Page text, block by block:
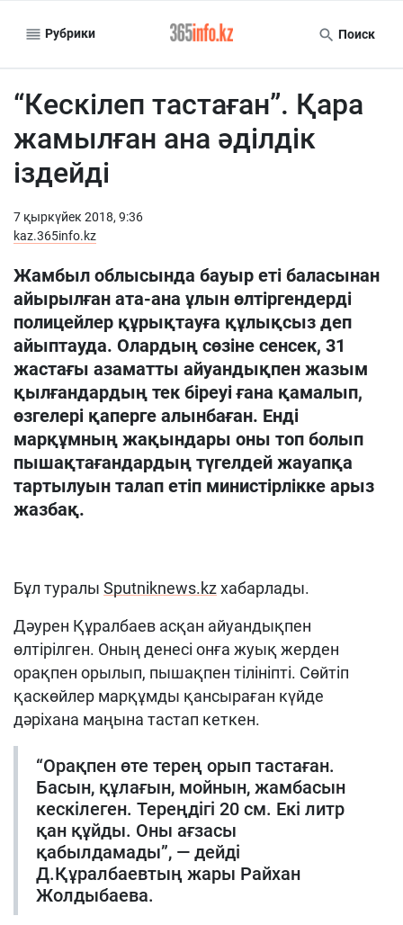
Рубрики Поиск
“Кескілеп тастаған”. Қара
жамылған ана әділдік
іздейді
7 қыркүйек 2018, 9:36
kaz.365info.kz
Жамбыл облысында бауыр еті баласынан
айырылған ата-ана ұлын өлтіргендерді
полицейлер құрықтауға құлықсыз деп
айыптауда. Олардың сөзіне сенсек, 31
жастағы азаматты айуандықпен жазым
қылғандардың тек біреуі ғана қамалып,
өзгелері қаперге алынбаған. Енді
марқұмның жақындары оны топ болып
пышақтағандардың түгелдей жауапқа
тартылуын талап етіп министірлікке арыз
жазбақ.
Бұл туралы Sputniknews.kzхабарлады.
Дәурен Құралбаев асқан айуандықпен
өлтірілген. Оның денесі онға жуық жерден
орақпен орылып, пышақпен тілініпті. Сөйтіп
қаскөйлер марқұмды қансыраған күйде
дәріхана маңына тастап кеткен.
“Орақпен өте терең орып тастаған.
Басын, құлағын, мойнын, жамбасын
кескілеген. Тереңдігі 20 см. Екі литр
қан құйды. Оны ағзасы
қабылдамады”, — дейді
Д.Құралбаевтың жары Райхан
Жолдыбаева.